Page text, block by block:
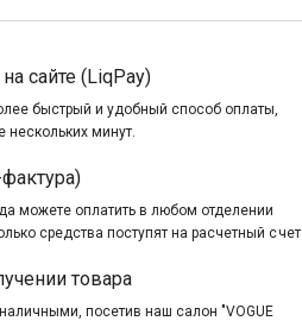
сайте (LiqPay)
быстрый и удобный способ оплаты,
нескольких минут.
можете оплатить в любом отделении
средства поступят на расчетный счет.
товара
посетив наш салон "VOGUE